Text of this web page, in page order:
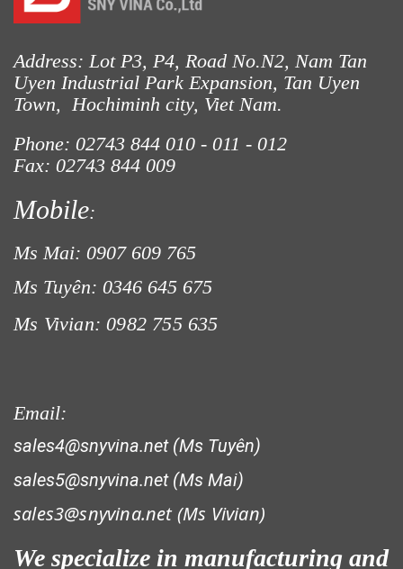
Address: Lot P3, P4, Road No.N2, Nam Tan
Uyen Industrial Park Expansion, Tan Uyen
Town, Hochiminh city, Viet Nam.
Phone: 02743 844 010 - 011 - 012
Fax: 02743 844 009
Mobile:
Ms Mai: 0907 609 765
Ms Tuyên: 0346 645 675
Ms Vivian: 0982 755 635
Email:
sales4@snyvina.net (Ms Tuyên)
sales5@snyvina.net (Ms Mai)
sales3@snyvina.net (Ms Vivian)
We specialize in manufacturing and